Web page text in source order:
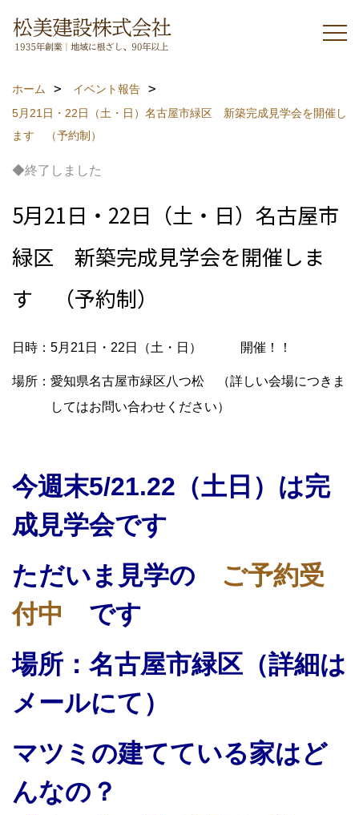
ホーム
イベント報告
5月21日・22日（土・日）名古屋市緑区 新築完成見学会を開催し
ます （予約制）
◆終了しました
5月21日・22日（土・日）名古屋市
緑区 新築完成見学会を開催しま
す （予約制）
日時：5月21日・22日（土・日） 開催！！
場所：愛知県名古屋市緑区八つ松 （詳しい会場につきま
してはお問い合わせください）
今週末5/21.22（土日）は完
成見学会です
ただいま見学の ご予約受
付中 です
場所：名古屋市緑区（詳細は
メールにて）
マツミの建てている家はど
んなの？